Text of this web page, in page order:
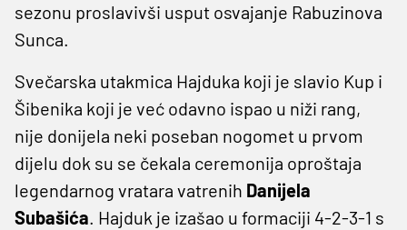
sezonu proslavivši usput osvajanje Rabuzinova
Sunca.
Svečarska utakmica Hajduka koji je slavio Kup i
Šibenika koji je već odavno ispao u niži rang,
nije donijela neki poseban nogomet u prvom
dijelu dok su se čekala ceremonija oproštaja
legendarnog vratara vatrenih Danijela
Subašića. Hajduk je izašao u formaciji 4-2-3-1 s